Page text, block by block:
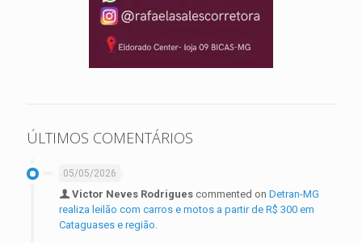
ÚLTIMOS COMENTÁRIOS
05/05/2026
Victor Neves Rodrigues commented on Detran-MG
realiza leilão com carros e motos a partir de R$ 300 em
Cataguases e região.